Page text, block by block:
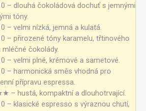
– dlouhá čokoládová dochuť s jemnými
tóny.
– velmi nízká, jemná a kulatá.
– přirozené tóny karamelu, třtinového
mléčné čokolády.
– velmi plné, krémové a sametové.
– harmonická směs vhodná pro
přípravu espressa.
hustá, kompaktní a dlouhotrvající.
– klasické espresso s výraznou chutí,